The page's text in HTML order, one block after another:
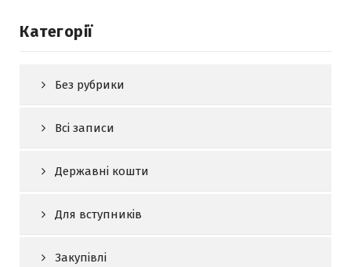
Категорії
Без рубрики
Всі записи
Державні кошти
Для вступників
Закупівлі